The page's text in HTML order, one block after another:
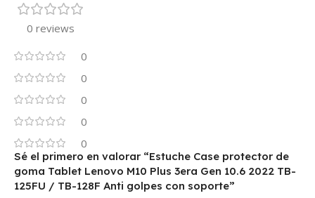
0 reviews
0
0
0
0
0
Sé el primero en valorar “Estuche Case protector de
goma Tablet Lenovo M10 Plus 3era Gen 10.6 2022 TB-
125FU / TB-128F Anti golpes con soporte”